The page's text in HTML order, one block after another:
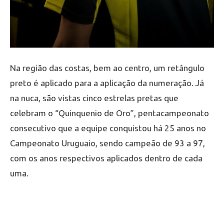
Na região das costas, bem ao centro, um retângulo
preto é aplicado para a aplicação da numeração. Já
na nuca, são vistas cinco estrelas pretas que
celebram o “Quinquenio de Oro”, pentacampeonato
consecutivo que a equipe conquistou há 25 anos no
Campeonato Uruguaio, sendo campeão de 93 a 97,
com os anos respectivos aplicados dentro de cada
uma.